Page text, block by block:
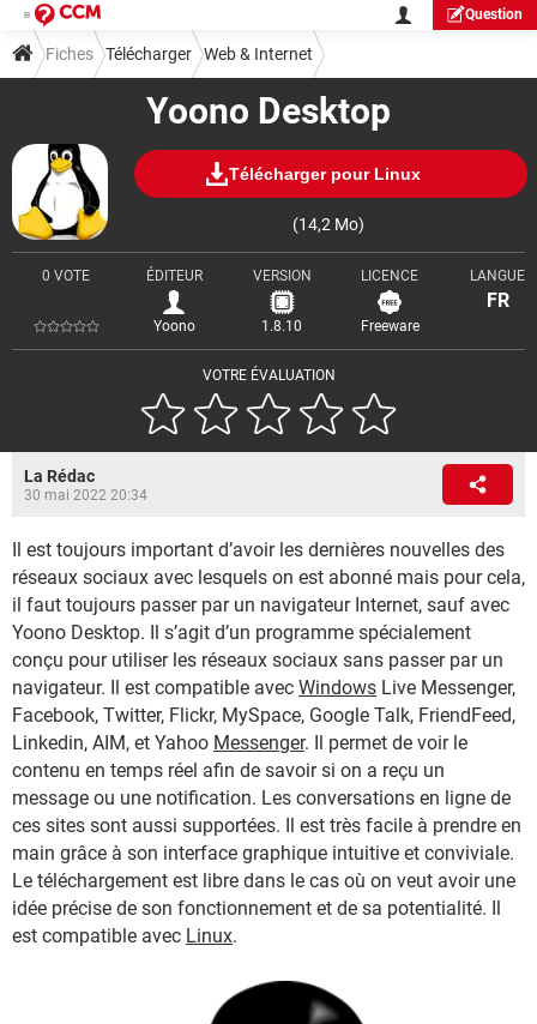
Question
Yoono Desktop
Télécharger pour Linux
(14,2 Mo)
VOTRE ÉVALUATION
0 VOTE ÉDITEUR
Yoono
VERSION
1.8.10
LICENCE
Freeware
LANGUE
FR
Fiches Télécharger Web & Internet
La Rédac
30 mai 2022 20:34
Il est toujours important d’avoir les dernières nouvelles des
réseaux sociaux avec lesquels on est abonné mais pour cela,
il faut toujours passer par un navigateur Internet, sauf avec
Yoono Desktop. Il s’agit d’un programme spécialement
conçu pour utiliser les réseaux sociaux sans passer par un
navigateur. Il est compatible avec Windows Live Messenger,
Facebook, Twitter, Flickr, MySpace, Google Talk, FriendFeed,
Linkedin, AIM, et Yahoo Messenger. Il permet de voir le
contenu en temps réel afin de savoir si on a reçu un
message ou une notification. Les conversations en ligne de
ces sites sont aussi supportées. Il est très facile à prendre en
main grâce à son interface graphique intuitive et conviviale.
Le téléchargement est libre dans le cas où on veut avoir une
idée précise de son fonctionnement et de sa potentialité. Il
est compatible avec Linux.